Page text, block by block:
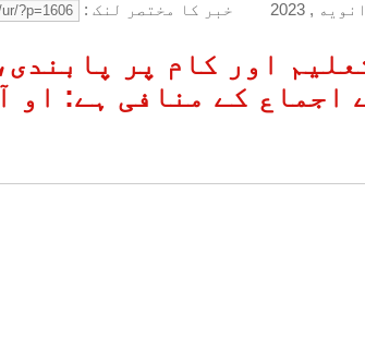
خبر کا مختصر لنک :
اور کام پر
اجماع کے منافی ہے: او